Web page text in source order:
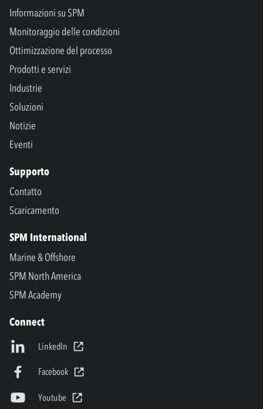
Informazioni su SPM
Monitoraggio delle condizioni
Ottimizzazione del processo
Prodotti e servizi
Industrie
Soluzioni
Notizie
Eventi
Supporto
Contatto
Scaricamento
SPM International
Marine & Offshore
SPM North America
SPM Academy
Connect
LinkedIn
Facebook
Youtube